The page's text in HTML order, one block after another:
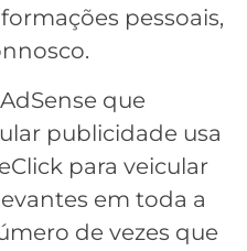
pessoais,
que
publicidade usa
para veicular
em toda a
de vezes que